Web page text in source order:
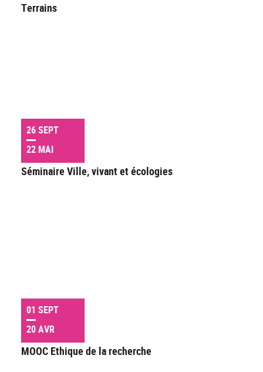
Terrains
26 SEPT
22 MAI
Séminaire Ville, vivant et écologies
01 SEPT
20 AVR
MOOC Ethique de la recherche